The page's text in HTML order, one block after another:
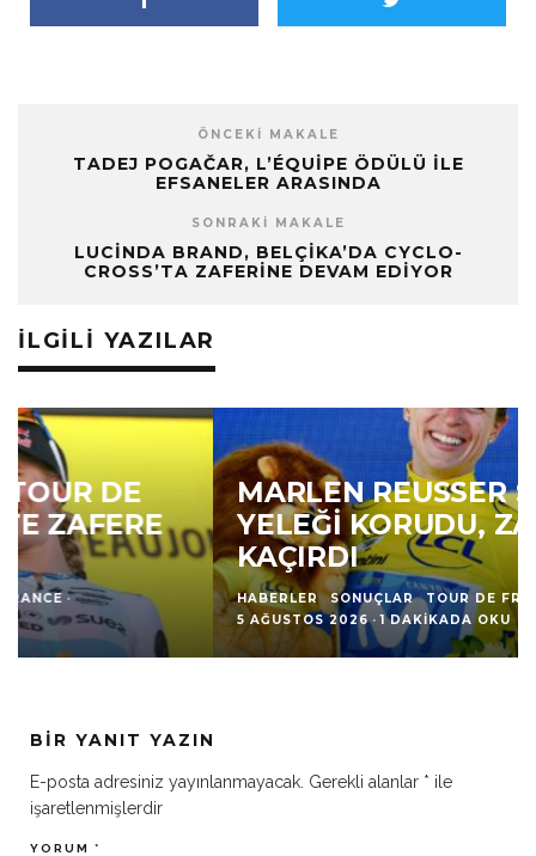
ÖNCEKI MAKALE
TADEJ POGAČAR, L’ÉQUIPE ÖDÜLÜ ILE
EFSANELER ARASINDA
SONRAKI MAKALE
LUCINDA BRAND, BELÇIKA’DA CYCLO-
CROSS’TA ZAFERINE DEVAM EDIYOR
İLGILI YAZILAR
MARLEN REUSSER SARI
YELEĞI KORUDU, ZAFERI
KAÇIRDI
HABERLER SONUÇLAR TOUR DE FRANCE ·
5 AĞUSTOS 2026
1 DAKIKADA OKU
BIR YANIT YAZIN
E-posta adresiniz yayınlanmayacak. Gerekli alanlar * ile
işaretlenmişlerdir
YORUM *